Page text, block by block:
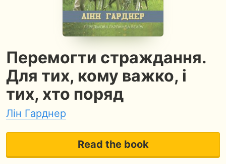
Перемогти страждання.
Для тих, кому важко, і
тих, хто поряд
Лін Гарднер
Read the book